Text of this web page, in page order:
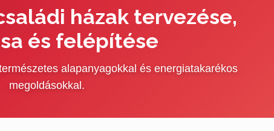
házak tervezése,
és felépítése
alapanyagokkal és energiatakarékos
megoldásokkal.